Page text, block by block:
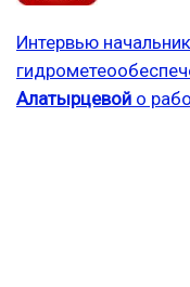
Интервью
Алатырцевой о